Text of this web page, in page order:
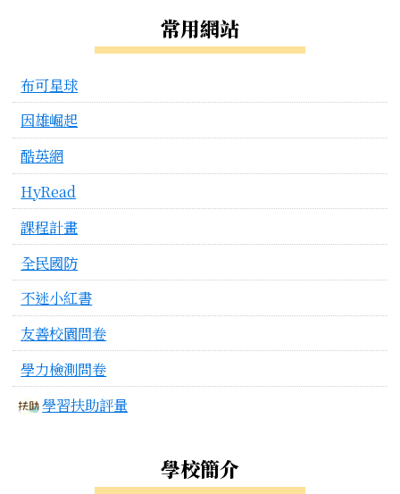
常用網站
布可星球
因雄崛起
酷英網
HyRead
課程計畫
全民國防
不迷小紅書
友善校園問卷
學力檢測問卷
學習扶助評量
學校簡介